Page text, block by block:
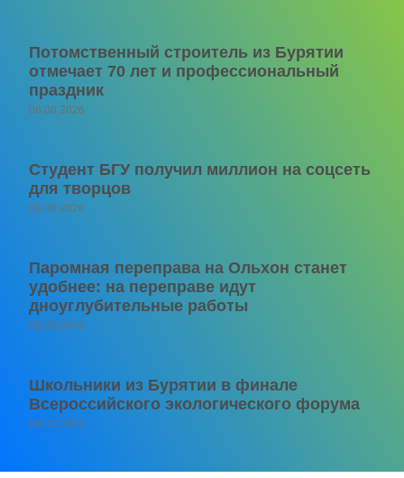
Потомственный строитель из Бурятии
отмечает 70 лет и профессиональный
праздник
06.08.2026
Студент БГУ получил миллион на соцсеть
для творцов
06.08.2026
Паромная переправа на Ольхон станет
удобнее: на переправе идут
дноуглубительные работы
06.08.2026
Школьники из Бурятии в финале
Всероссийского экологического форума
06.08.2026